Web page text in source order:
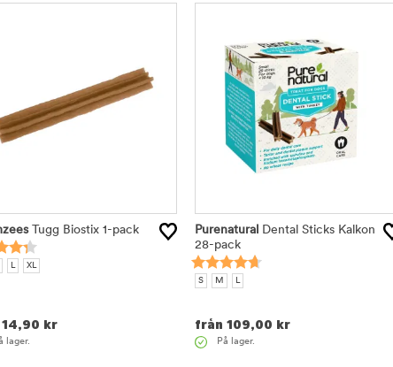
Tugg Biostix 1-pack
L XL
14,90 kr
lager.
PurenaturalDental Sticks Kalkon
28-pack
S M L
från 109,00 kr
På lager.